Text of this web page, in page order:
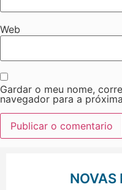
Web
Gardar o meu nome,
navegador para a
NOVAS